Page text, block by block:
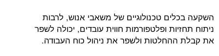
השקעה בכלים טכנולוגיים של משאבי אנוש, לרבות
ניתוח תחזיות ופלטפורמות חווית עובדים, יכולה לשפר
את קבלת ההחלטות ולשפר את ניהול כוח העבודה.